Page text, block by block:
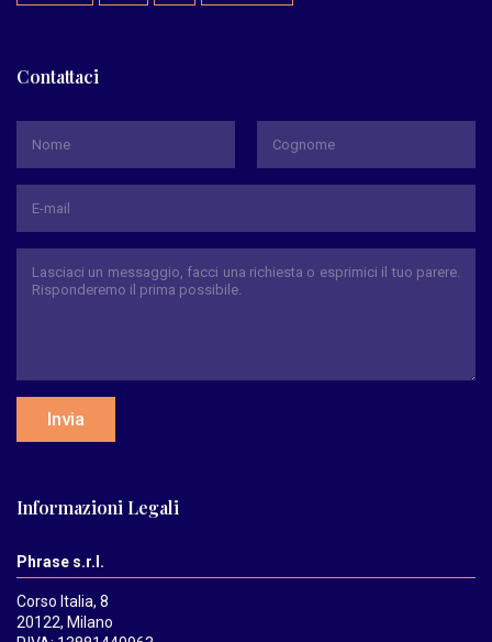
Contattaci
Invia
Informazioni Legali
Phrase s.r.l.
Corso Italia, 8
20122, Milano